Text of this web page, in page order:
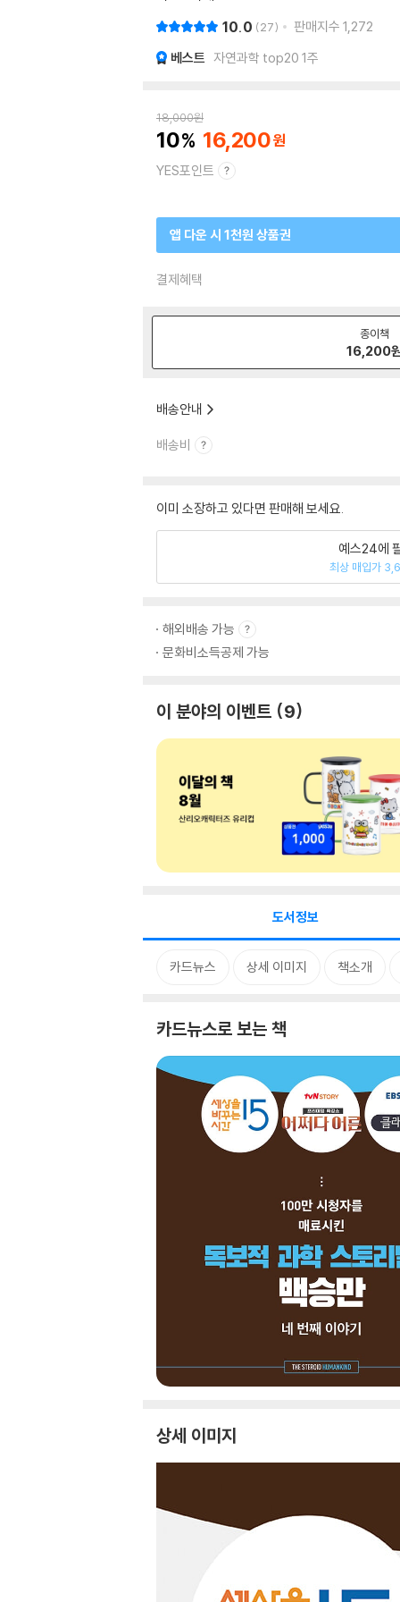
10.0 27 판매지수 1,272
베스트 자연과학 top20 1주
18,000원
10 16,200
YES포인트
앱 다운 시 1천원 상품권
결제혜택
종이책
16,200
배송안내
배송비
이미 소장하고 있다면 판매해 보세요.
예스24에
최상 매입가
해외배송 가능
문화비소득공제 가능
이 분야의 이벤트 9
도서정보
카드뉴스 상세 이미지 책소개
카드뉴스로 보는 책
상세 이미지